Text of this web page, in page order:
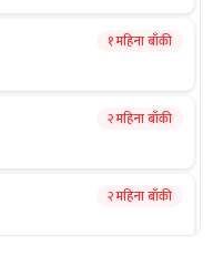
१ महिना बाँकी
२ महिना बाँकी
२ महिना बाँकी